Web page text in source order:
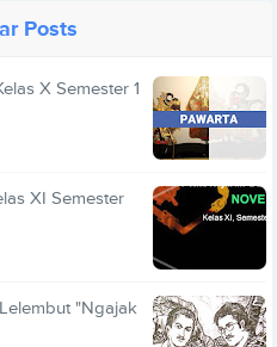
Posts
X Semester 1
XI Semester
"Ngajak